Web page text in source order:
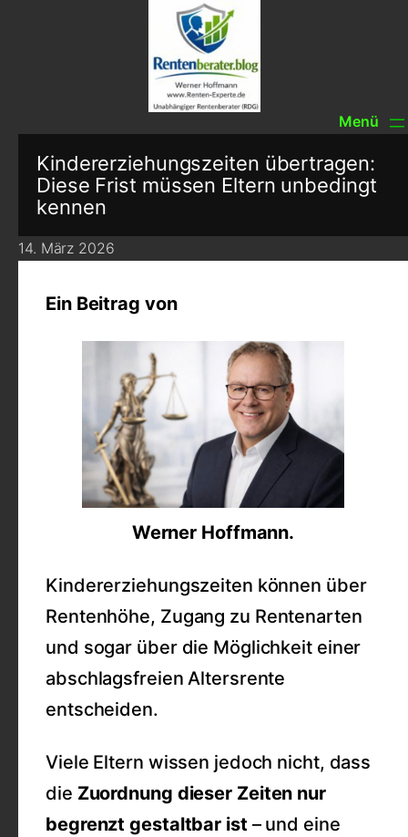
Kindererziehungszeiten übertragen:
Diese Frist müssen Eltern unbedingt
kennen
14. März 2026
Ein Beitrag von
Werner Hoffmann.
Kindererziehungszeiten können über
Rentenhöhe, Zugang zu Rentenarten
und sogar über die Möglichkeit einer
abschlagsfreien Altersrente
entscheiden.
Viele Eltern wissen jedoch nicht, dass
die Zuordnung dieser Zeiten nur
begrenzt gestaltbar ist – und eine